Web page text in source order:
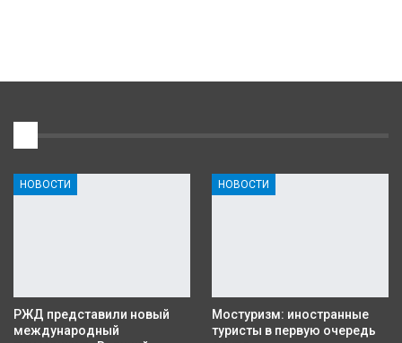
НОВОСТИ
РЖД представили новый
международный
НОВОСТИ
Мостуризм: иностранные
туристы в первую очередь